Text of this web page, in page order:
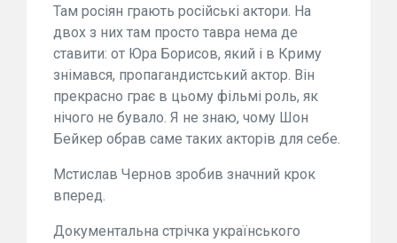
Там росіян грають російські актори. На
двох з них там просто тавра нема де
ставити: от Юра Борисов, який і в Криму
знімався, пропагандистський актор. Він
прекрасно грає в цьому фільмі роль, як
нічого не бувало. Я не знаю, чому Шон
Бейкер обрав саме таких акторів для себе.
Мстислав Чернов зробив значний крок
вперед.
Документальна стрічка українського